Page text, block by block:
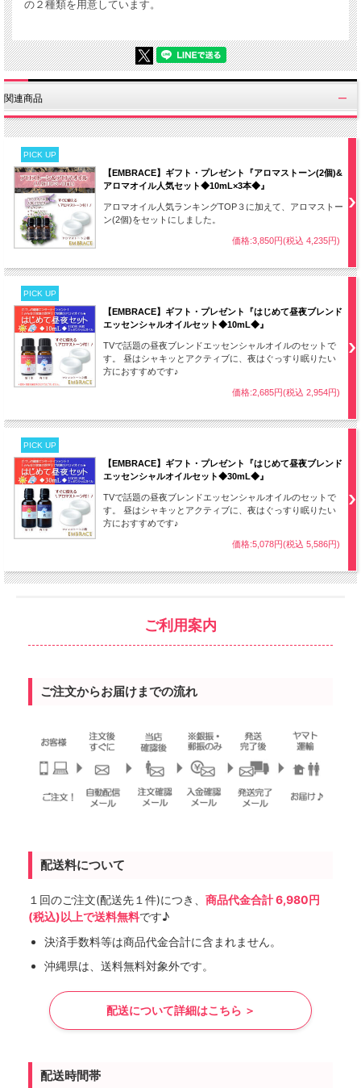
の２種類を用意しています。
関連商品
PICK UP
【EMBRACE】ギフト・プレゼント『アロマストーン(2個)&
アロマオイル人気セット◆10mL×3本◆』
アロマオイル人気ランキングTOP３に加えて、アロマストー
ン(2個)をセットにしました。
価格:3,850円(税込 4,235円)
PICK UP
【EMBRACE】ギフト・プレゼント『はじめて昼夜ブレンド
エッセンシャルオイルセット◆10mL◆』
TVで話題の昼夜ブレンドエッセンシャルオイルのセットで
す。 昼はシャキッとアクティブに、夜はぐっすり眠りたい
方におすすめです♪
価格:2,685円(税込 2,954円)
PICK UP
【EMBRACE】ギフト・プレゼント『はじめて昼夜ブレンド
エッセンシャルオイルセット◆30mL◆』
TVで話題の昼夜ブレンドエッセンシャルオイルのセットで
す。 昼はシャキッとアクティブに、夜はぐっすり眠りたい
方におすすめです♪
価格:5,078円(税込 5,586円)
ご利用案内
ご注文からお届けまでの流れ
配送料について
１回のご注文(配送先１件)につき、 商品代金合計 6,980円
(税込)以上で送料無料です♪
決済手数料等は商品代金合計に含まれません。
沖縄県は、送料無料対象外です。
配送について詳細はこちら ＞
配送時間帯